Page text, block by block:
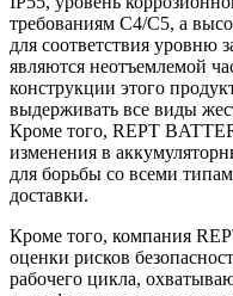
требованиям C4/C5, а
для соответствия уровню
являются неотъемлемой
конструкции этого
выдерживать все виды
Кроме того, REPT
изменения в
для борьбы со всеми
доставки.
Кроме того, компания
оценки рисков
рабочего цикла,